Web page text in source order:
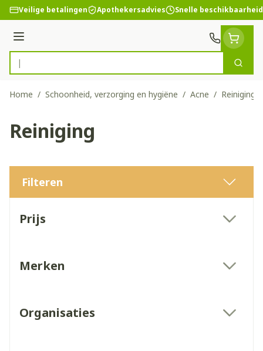
Ga naar de inhoud
Veilige betalingen Apothekersadvies Snelle beschikbaarheid
Menu
Product, merk, categorie...
Zoek
Home / Schoonheid, verzorging en hygiëne / Acne / Reiniging
Reiniging
Filteren
Prijs
Merken
Organisaties